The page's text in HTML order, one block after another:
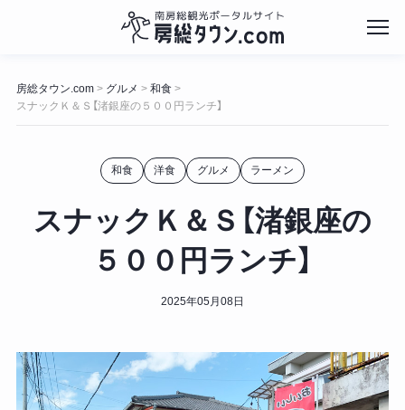
ン
テ
房総タウン.com> グルメ > 和食>
スナックＫ＆Ｓ【渚銀座の５００円ランチ】
和食 洋食 グルメ ラーメン
スナックＫ＆Ｓ【渚銀座の
５００円ランチ】
2025年05月08日